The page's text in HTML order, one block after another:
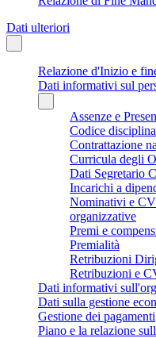
Dati ulteriori
Relazione d'Inizio e
Dati informativi sul
Assenze e
Codice
Contrattazione
Curricula degli
Dati Segretario
Incarichi a
Nominativi e
organizzative
Premi e
Premialità
Retribuzioni
Retribuzioni e
Dati informativi
Dati sulla gestione
Gestione dei pagamenti
Piano e la relazione